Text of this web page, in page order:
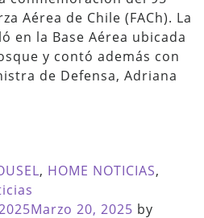
Aérea de Chile (FACh). La
en la Base Aérea ubicada
y contó además con
de Defensa, Adriana
, HOME NOTICIAS,
Marzo 20, 2025 by